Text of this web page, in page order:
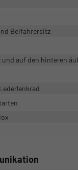
Beifahrersitz
auf den hinteren